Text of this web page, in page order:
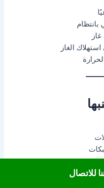
الغاز
طبيعي
للاتصال